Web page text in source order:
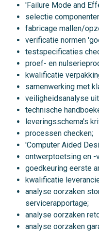
'Failure Mode and
selectie
fabricage mallen/
verificatie normen
testspecificaties
proef- en
kwalificatie
samenwerking met
veiligheidsanalyse
technische
leveringsschema's
processen checken;
'Computer Aided
ontwerptoetsing en
goedkeuring eerste
kwalificatie
analyse oorzaken
servicerapportage;
analyse oorzaken
analyse oorzaken